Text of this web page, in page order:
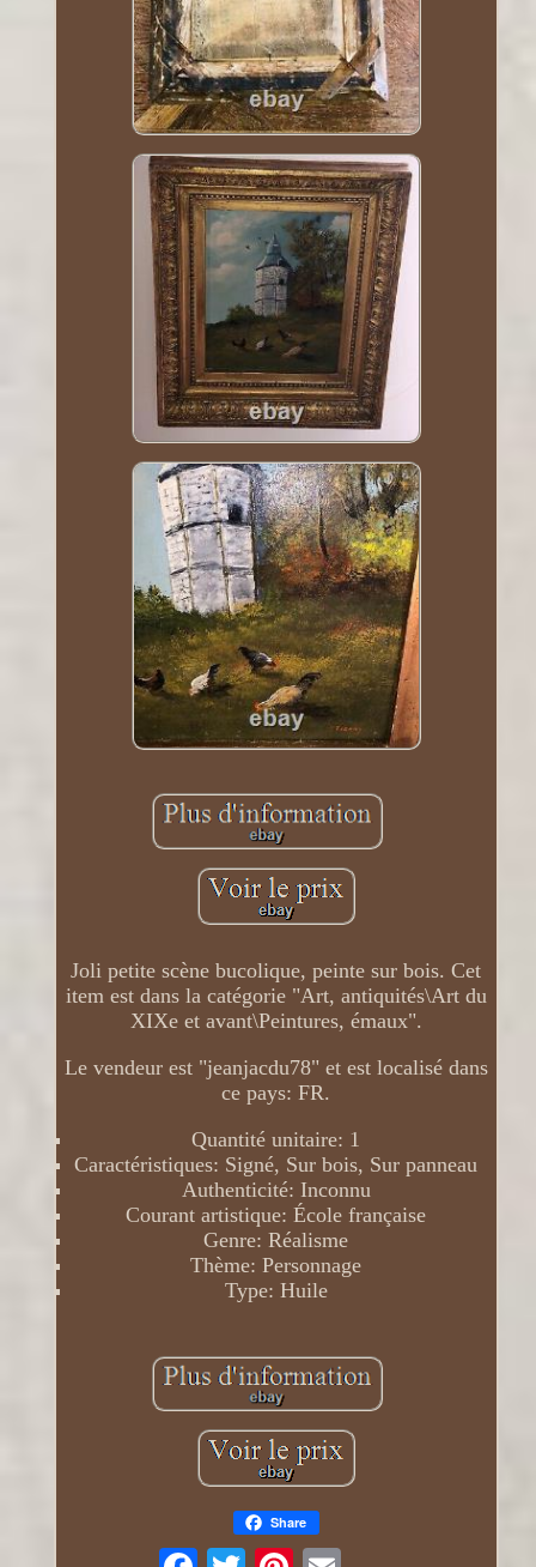
Joli petite scène bucolique, peinte sur bois. Cet
item est dans la catégorie "Art, antiquités\Art du
XIXe et avant\Peintures, émaux".
Le vendeur est "jeanjacdu78" et est localisé dans
ce pays: FR.
Quantité unitaire: 1
Caractéristiques: Signé, Sur bois, Sur panneau
Authenticité: Inconnu
Courant artistique: École française
Genre: Réalisme
Thème: Personnage
Type: Huile
Share